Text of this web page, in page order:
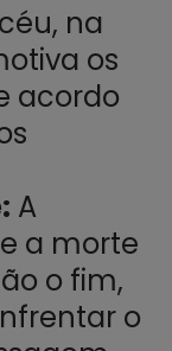
na
os
acordo
A
a morte
o fim,
o